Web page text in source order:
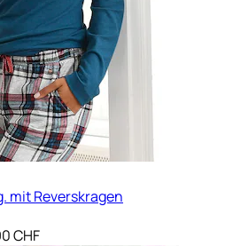
mit Reverskragen
CHF